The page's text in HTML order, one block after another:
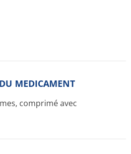
MEDICAMENT
comprimé avec